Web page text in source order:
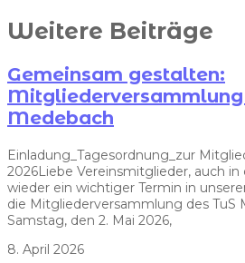
Weitere Beiträge
Gemeinsam gestalten:
Mitgliederversammlung
Medebach
Einladung_Tagesordnung_zur
2026Liebe Vereinsmitglieder, auch
wieder ein wichtiger Termin in
die Mitgliederversammlung des TuS
Samstag, den 2. Mai 2026,
8. April 2026